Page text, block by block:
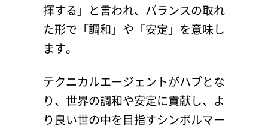
揮する」と言われ、バランスの取れ
た形で「調和」や「安定」を意味し
ます。
テクニカルエージェントがハブとな
り、世界の調和や安定に貢献し、よ
り良い世の中を目指すシンボルマー